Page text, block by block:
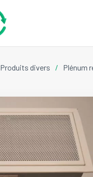
Produits divers / Plénum